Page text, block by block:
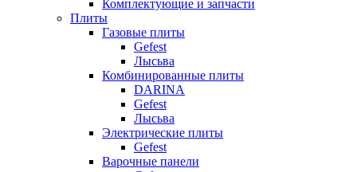
Комплектующие и запчасти
Плиты
Газовые плиты
Gefest
Лысьва
Комбинированные плиты
DARINA
Gefest
Лысьва
Электрические плиты
Gefest
Варочные панели